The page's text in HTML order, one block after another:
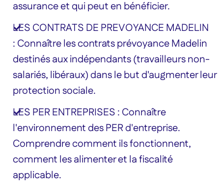
assurance et qui peut en bénéficier.
LES CONTRATS DE PREVOYANCE MADELIN
: Connaître les contrats prévoyance Madelin
destinés aux indépendants (travailleurs non-
salariés, libéraux) dans le but d'augmenter leur
protection sociale.
LES PER ENTREPRISES : Connaître
l'environnement des PER d'entreprise.
Comprendre comment ils fonctionnent,
comment les alimenter et la fiscalité
applicable.